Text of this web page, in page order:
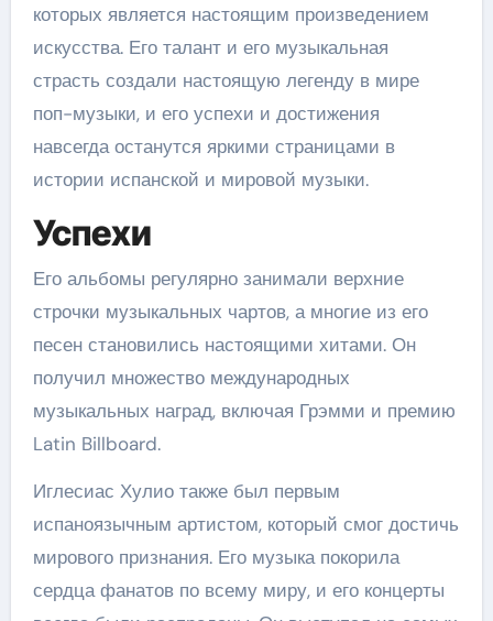
которых является настоящим произведением
искусства. Его талант и его музыкальная
страсть создали настоящую легенду в мире
поп-музыки, и его успехи и достижения
навсегда останутся яркими страницами в
истории испанской и мировой музыки.
Успехи
Его альбомы регулярно занимали верхние
строчки музыкальных чартов, а многие из его
песен становились настоящими хитами. Он
получил множество международных
музыкальных наград, включая Грэмми и премию
Latin Billboard.
Иглесиас Хулио также был первым
испаноязычным артистом, который смог достичь
мирового признания. Его музыка покорила
сердца фанатов по всему миру, и его концерты